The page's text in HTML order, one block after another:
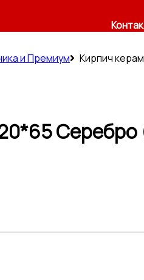
и Премиум
Кирпич
Серебро